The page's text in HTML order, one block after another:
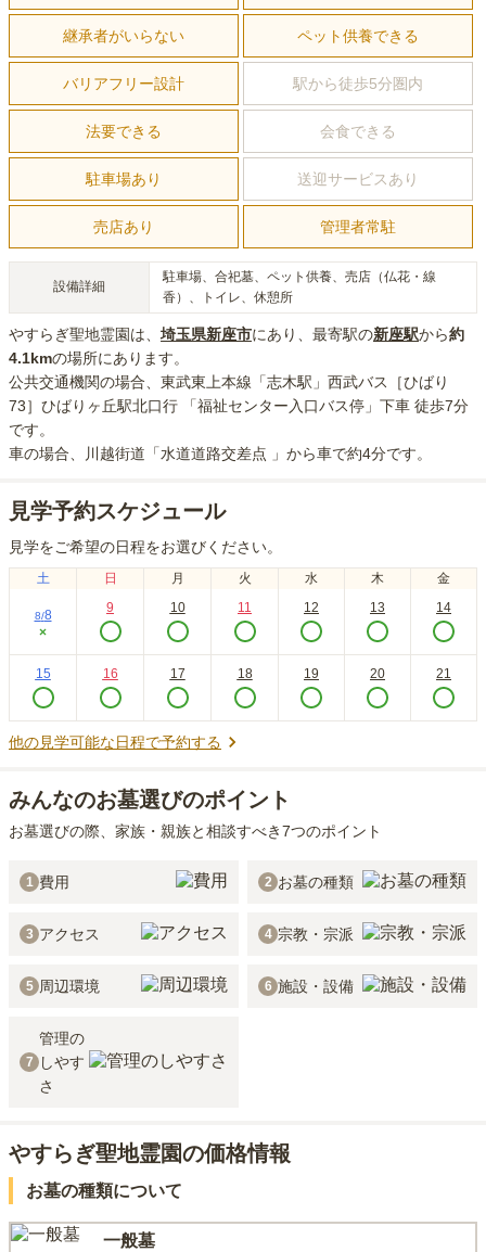
継承者がいらない ペット供養できる
バリアフリー設計 駅から徒歩5分圏内
法要できる 会食できる
駐車場あり 送迎サービスあり
売店あり 管理者常駐
設備詳細
駐車場、合祀墓、ペット供養、売店（仏花・線
香）、トイレ、休憩所
やすらぎ聖地霊園は、 埼玉県新座市にあり 、最寄駅の新座駅から約
4.1kmの場所にあり ます。
公共交通機関の場合、東武東上本線「志木駅」西武バス［ひばり
73］ひばりヶ丘駅北口行 「福祉センター入口バス停」下車 徒歩7分
です。
車の場合、川越街道「水道道路交差点 」から車で約4分です。
見学予約スケジュール
見学をご希望の日程をお選びください。
土 日 月 火 水 木 金
8/8
×
9 10 11 12 13 14
15 16 17 18 19 20 21
他の見学可能な日程で予約する
みんなのお墓選びのポイント
お墓選びの際、家族・親族と相談すべき7つのポイント
1 費用 2 お墓の種類
3 アクセス 4 宗教・宗派
5 周辺環境 6 施設・設備
7
管理の
しやす
さ
やすらぎ聖地霊園の価格情報
お墓の種類について
一般墓